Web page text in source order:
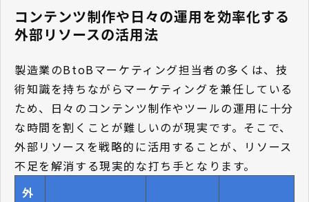
コンテンツ制作や日々の運用を効率化する
外部リソースの活用法
製造業のBtoBマーケティング担当者の多くは、技
術知識を持ちながらマーケティングを兼任している
ため、日々のコンテンツ制作やツールの運用に十分
な時間を割くことが難しいのが現実です。そこで、
外部リソースを戦略的に活用することが、リソース
不足を解消する現実的な打ち手となります。
外